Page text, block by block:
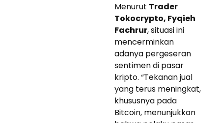
Menurut Trader
Tokocrypto, Fyqieh
Fachrur, situasi ini
mencerminkan
adanya pergeseran
sentimen di pasar
kripto. “Tekanan jual
yang terus meningkat,
khususnya pada
Bitcoin, menunjukkan